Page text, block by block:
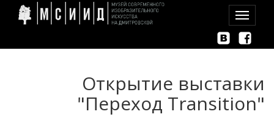
Toggle
navigation
Открытие выставки
"Переход Transition"